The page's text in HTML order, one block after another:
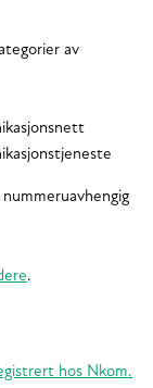
av
.
hos Nkom.